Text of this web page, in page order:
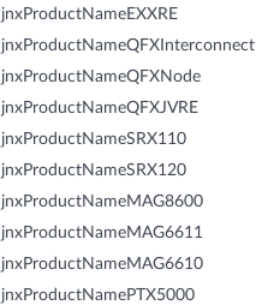
jnxProductNameEXXRE
jnxProductNameQFXInterconnect
jnxProductNameQFXNode
jnxProductNameQFXJVRE
jnxProductNameSRX110
jnxProductNameSRX120
jnxProductNameMAG8600
jnxProductNameMAG6611
jnxProductNameMAG6610
jnxProductNamePTX5000